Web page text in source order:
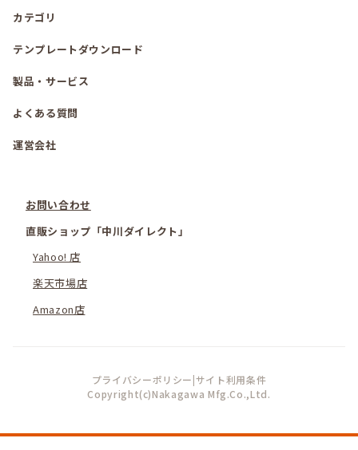
カテゴリ
テンプレートダウンロード
製品・サービス
よくある質問
運営会社
お問い合わせ
直販ショップ「中川ダイレクト」
Yahoo! 店
楽天市場店
Amazon店
Copyright(c)Nakagawa Mfg.Co.,Ltd.
プライバシーポリシー|サイト利用条件